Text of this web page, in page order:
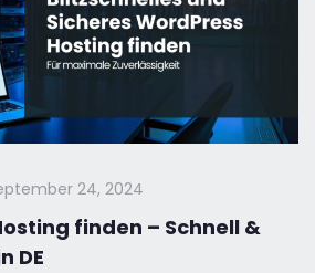
24, 2024
finden – Schnell &
DE